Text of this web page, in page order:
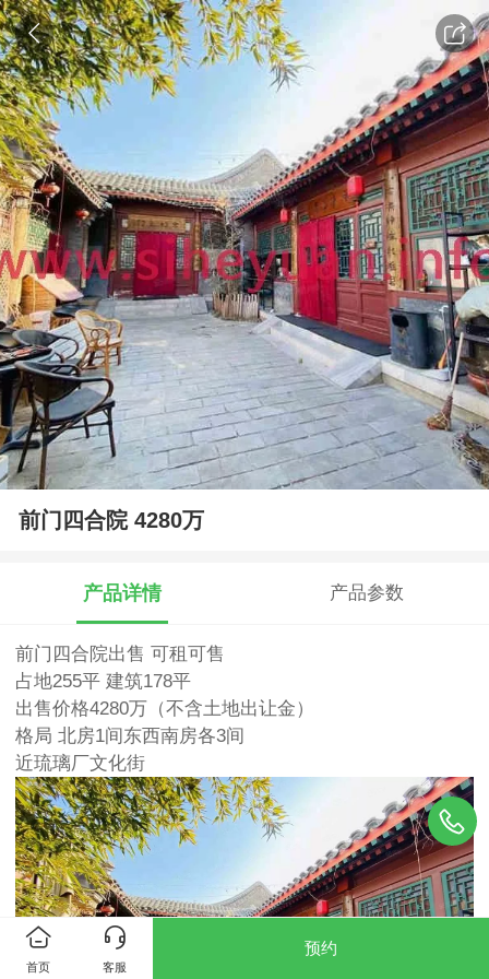
前门四合院 4280万
产品详情 产品参数
前门四合院出售 可租可售
占地255平 建筑178平
出售价格4280万（不含土地出让金）
格局 北房1间东西南房各3间
近琉璃厂文化街
首页 客服
预约